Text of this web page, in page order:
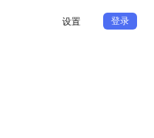
设置 登录